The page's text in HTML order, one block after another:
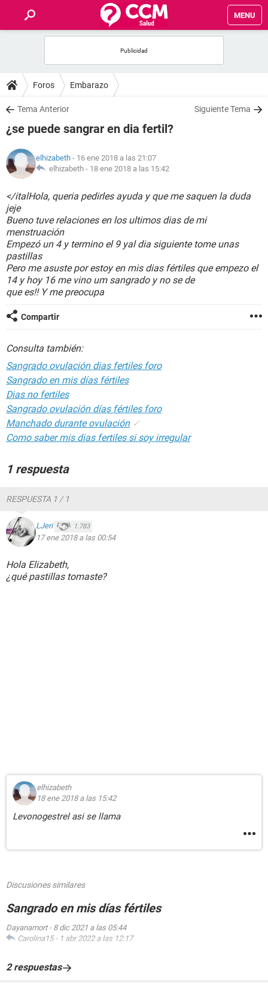
MENU
FOROS
SALUD
FAMILIA
NUTRICIÓN
BIENESTAR
SEXUALIDAD
GLOSARIO
Foros Embarazo
Tema Anterior Siguiente Tema
¿se puede sangrar en dia fertil?
elhizabeth - 16 ene 2018 a las 21:07
elhizabeth - 18 ene 2018 a las 15:42
</italHola, queria pedirles ayuda y que me saquen la duda
jeje
Bueno tuve relaciones en los ultimos dias de mi
menstruación
Empezó un 4 y termino el 9 yal dia siguiente tome unas
pastillas
Pero me asuste por estoy en mis dias fértiles que empezo el
14 y hoy 16 me vino um sangrado y no se de
que es!! Y me preocupa
Compartir
Consulta también:
Sangrado ovulación dias fertiles foro
Sangrado en mis días fértiles
Dias no fertiles
Sangrado ovulación días fértiles foro
Manchado durante ovulación ✓
Como saber mis dias fertiles si soy irregular
1 respuesta
RESPUESTA 1 / 1
LJeri 1.783
17 ene 2018 a las 00:54
Hola Elizabeth,
¿qué pastillas tomaste?
elhizabeth
18 ene 2018 a las 15:42
Levonogestrel asi se llama
Discusiones similares
Sangrado en mis días fértiles
Dayanamort- 8 dic 2021 a las 05:44
Carolina15- 1 abr 2022 a las 12:17
2 respuestas